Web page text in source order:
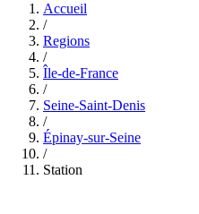
Accueil
/
Regions
/
Île-de-France
/
Seine-Saint-Denis
/
Épinay-sur-Seine
/
Station